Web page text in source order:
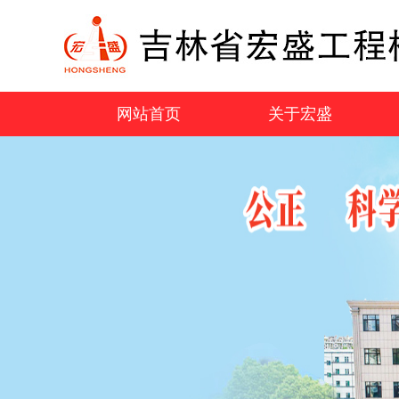
网站首页 关于宏盛